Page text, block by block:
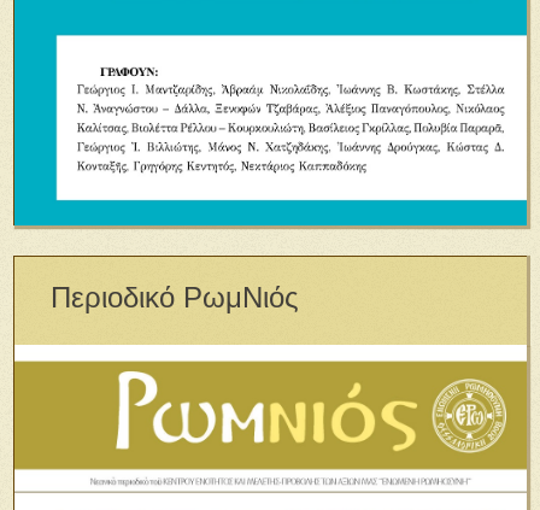
Περιοδικό ΡωμΝιός